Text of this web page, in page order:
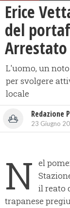
Erice
del
L'uomo, un
per svolgere
locale
Redazione
23 Giugno
N el
il reato
trapanese